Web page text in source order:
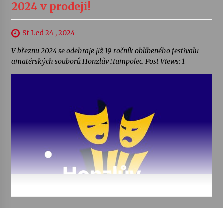
2024 v prodeji!
St Led 24 , 2024
V březnu 2024 se odehraje již 19. ročník oblíbeného festivalu
amatérských souborů Honzlův Humpolec. Post Views: 1